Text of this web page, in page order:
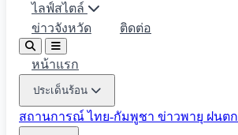
ไลฟ์สไตล์
ข่าวจังหวัด
ติดต่อ
หน้าแรก
ประเด็นร้อน
สถานการณ์ ไทย-กัมพูชา ข่าวพายุ ฝนตก